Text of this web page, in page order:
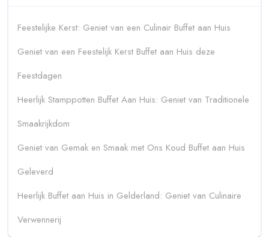
Feestelijke Kerst: Geniet van een Culinair Buffet aan Huis
Geniet van een Feestelijk Kerst Buffet aan Huis deze
Feestdagen
Heerlijk Stamppotten Buffet Aan Huis: Geniet van Traditionele
Smaakrijkdom
Geniet van Gemak en Smaak met Ons Koud Buffet aan Huis
Geleverd
Heerlijk Buffet aan Huis in Gelderland: Geniet van Culinaire
Verwennerij